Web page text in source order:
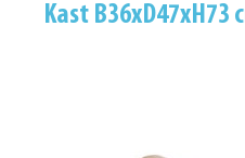
Kast B36xD47xH73